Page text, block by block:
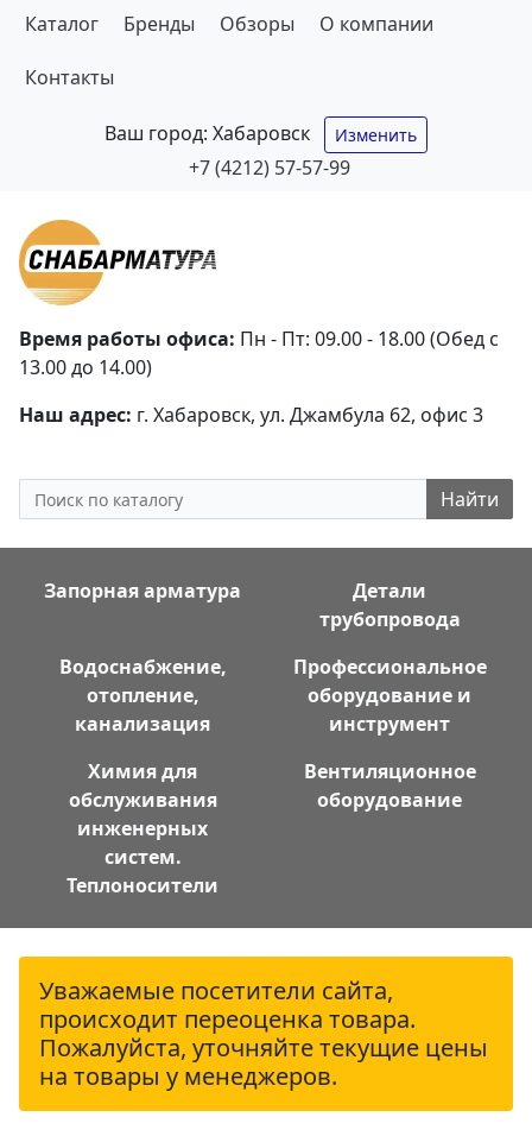
Каталог Бренды Обзоры О компании
Контакты
Ваш город: Хабаровск Изменить
+7 (4212) 57-57-99
Время работы офиса: Пн - Пт: 09.00 - 18.00 (Обед с
13.00 до 14.00)
Наш адрес: г. Хабаровск, ул. Джамбула 62, офис 3
Найти
Запорная арматура
Детали
трубопровода
Водоснабжение,
отопление,
канализация
Профессиональное
оборудование и
инструмент
Химия для
обслуживания
инженерных
систем.
Теплоносители
Вентиляционное
оборудование
Уважаемые посетители сайта,
происходит переоценка товара.
Пожалуйста, уточняйте текущие цены
на товары у менеджеров.